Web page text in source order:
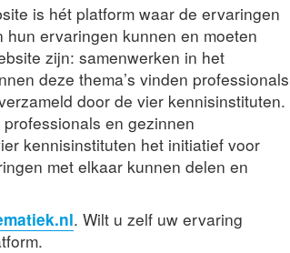
is hét platform waar de ervaringen
ervaringen kunnen en moeten
zijn: samenwerken in het
deze thema’s vinden professionals
door de vier kennisinstituten.
en gezinnen
kennisinstituten het initiatief voor
met elkaar kunnen delen en
. Wilt u zelf uw ervaring